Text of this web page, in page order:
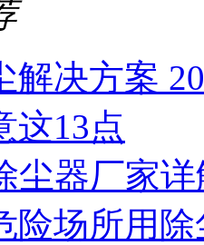
解决方案
这13点
尘器厂家
险场所用